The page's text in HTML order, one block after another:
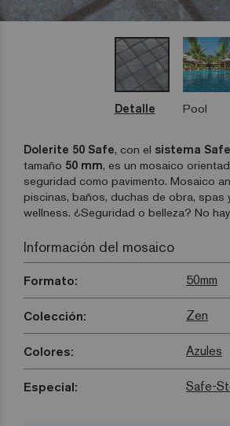
Detalle Pool
Dolerite 50 Safe, con el sistema
tamaño 50 mm, es un mosaico
seguridad como pavimento. Mosaico
piscinas, baños, duchas de obra, spas
wellness. ¿Seguridad o belleza? No
Información del mosaico
Formato: 50mm
Colección: Zen
Colores: Azules
Especial: Safe-